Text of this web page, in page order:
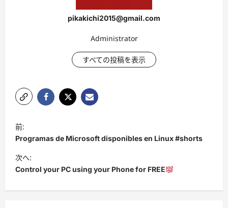
pikakichi2015@gmail.com
Administrator
すべての投稿を表示
投
稿
ナ
ビ
前:
Programas de Microsoft disponibles en Linux #shorts
次へ:
Control your PC using your Phone for FREE